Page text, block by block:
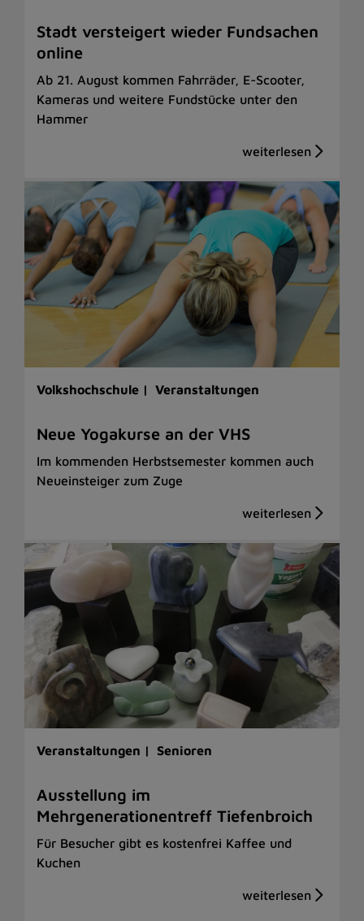
Stadt versteigert wieder Fundsachen
online
Ab 21. August kommen Fahrräder, E-Scooter,
Kameras und weitere Fundstücke unter den
Hammer
Volkshochschule | Veranstaltungen
Neue Yogakurse an der VHS
Im kommenden Herbstsemester kommen auch
Neueinsteiger zum Zuge
Veranstaltungen | Senioren
Ausstellung im
Mehrgenerationentreff Tiefenbroich
Für Besucher gibt es kostenfrei Kaffee und
Kuchen